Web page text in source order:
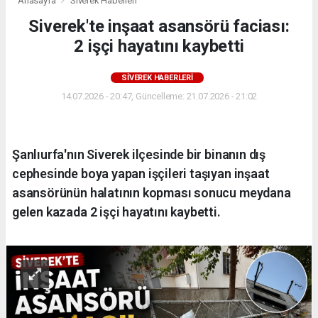
Siverek'te inşaat asansörü faciası:
2 işçi hayatını kaybetti
SIVEREK HABERLERI
14.07.2026 - 20:47, Güncelleme: 21.07.2026 - 21:02
Şanlıurfa'nın Siverek ilçesinde bir binanın dış
cephesinde boya yapan işçileri taşıyan inşaat
asansörünün halatının kopması sonucu meydana
gelen kazada 2 işçi hayatını kaybetti.